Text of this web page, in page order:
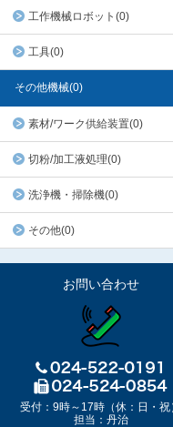
工作機械ロボット(0)
工具(0)
その他機械(0)
素材/ワーク供給装置(0)
切粉/加工液処理(0)
洗浄機・掃除機(0)
その他(0)
お問い合わせ
受付：9時～17時（休：日・祝
担当：丹治